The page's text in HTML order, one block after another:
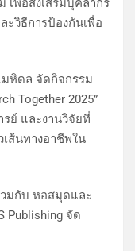
ะวิธีการป้องกันเพื่อ
หิดล จัดกิจกรรม
Together 2025”
ย์ และงานวิจัยที่
ส้นทางอาชีพใน
มกับ หอสมุดและ
Publishing จัด